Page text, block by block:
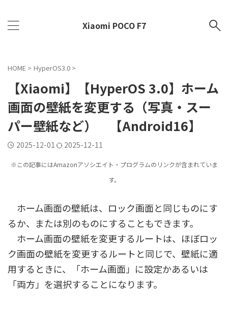
Xiaomi POCO F7
HOME > HyperOS3.0 >
【Xiaomi】【HyperOS 3.0】ホーム
画面の壁紙を変更する（写真・スー
パー壁紙など） 【Android16】
2025-12-01 2025-12-11
※この記事にはAmazonアソシエイト・プログラムのリンクが含まれていま
す。
ホーム画面の壁紙は、ロック画面と同じものにす
るか、または別のものにすることもできます。
ホーム画面の壁紙を変更するルートは、ほぼロッ
ク画面の壁紙を変更するルートと同じで、壁紙に適
用するときに、「ホーム画面」に設定かあるいは
「両方」を選択することになります。